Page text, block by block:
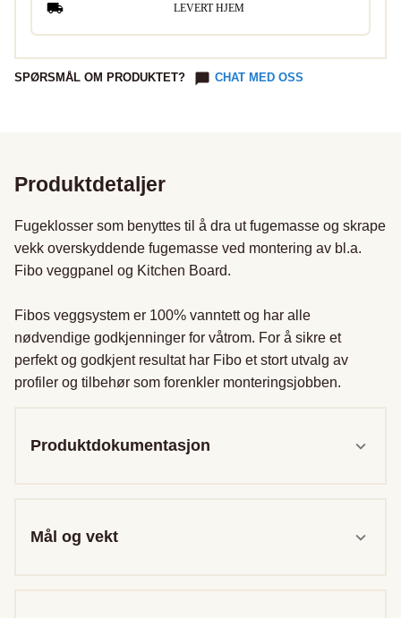
LEVERT HJEM
SPØRSMÅL OM PRODUKTET? CHAT MED OSS
Produktdetaljer
Fugeklosser som benyttes til å dra ut fugemasse og skrape
vekk overskyddende fugemasse ved montering av bl.a.
Fibo veggpanel og Kitchen Board.
Fibos veggsystem er 100% vanntett og har alle
nødvendige godkjenninger for våtrom. For å sikre et
perfekt og godkjent resultat har Fibo et stort utvalg av
profiler og tilbehør som forenkler monteringsjobben.
Produktdokumentasjon
Mål og vekt